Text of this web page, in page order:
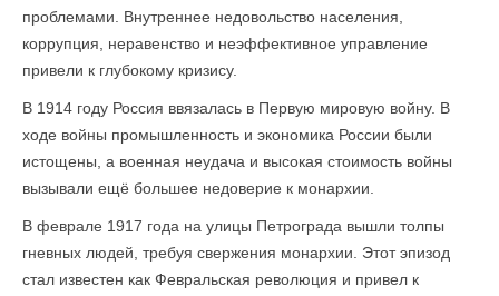
проблемами. Внутреннее недовольство населения,
коррупция, неравенство и неэффективное управление
привели к глубокому кризису.
В 1914 году Россия ввязалась в Первую мировую войну. В
ходе войны промышленность и экономика России были
истощены, а военная неудача и высокая стоимость войны
вызывали ещё большее недоверие к монархии.
В феврале 1917 года на улицы Петрограда вышли толпы
гневных людей, требуя свержения монархии. Этот эпизод
стал известен как Февральская революция и привел к